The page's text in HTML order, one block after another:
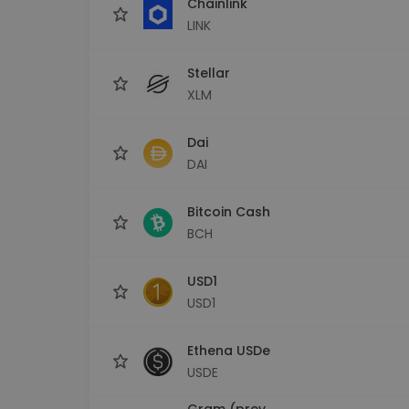
LINK
Stellar
XLM
Dai
DAI
Bitcoin Cash
BCH
USD1
USD1
Ethena USDe
USDE